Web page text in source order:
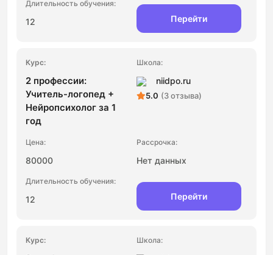
12 Перейти
2 профессии:
Учитель-логопед +
Нейропсихолог за 1
год
niidpo.ru
5.0 (3 отзыва)
80000 Нет данных
12 Перейти